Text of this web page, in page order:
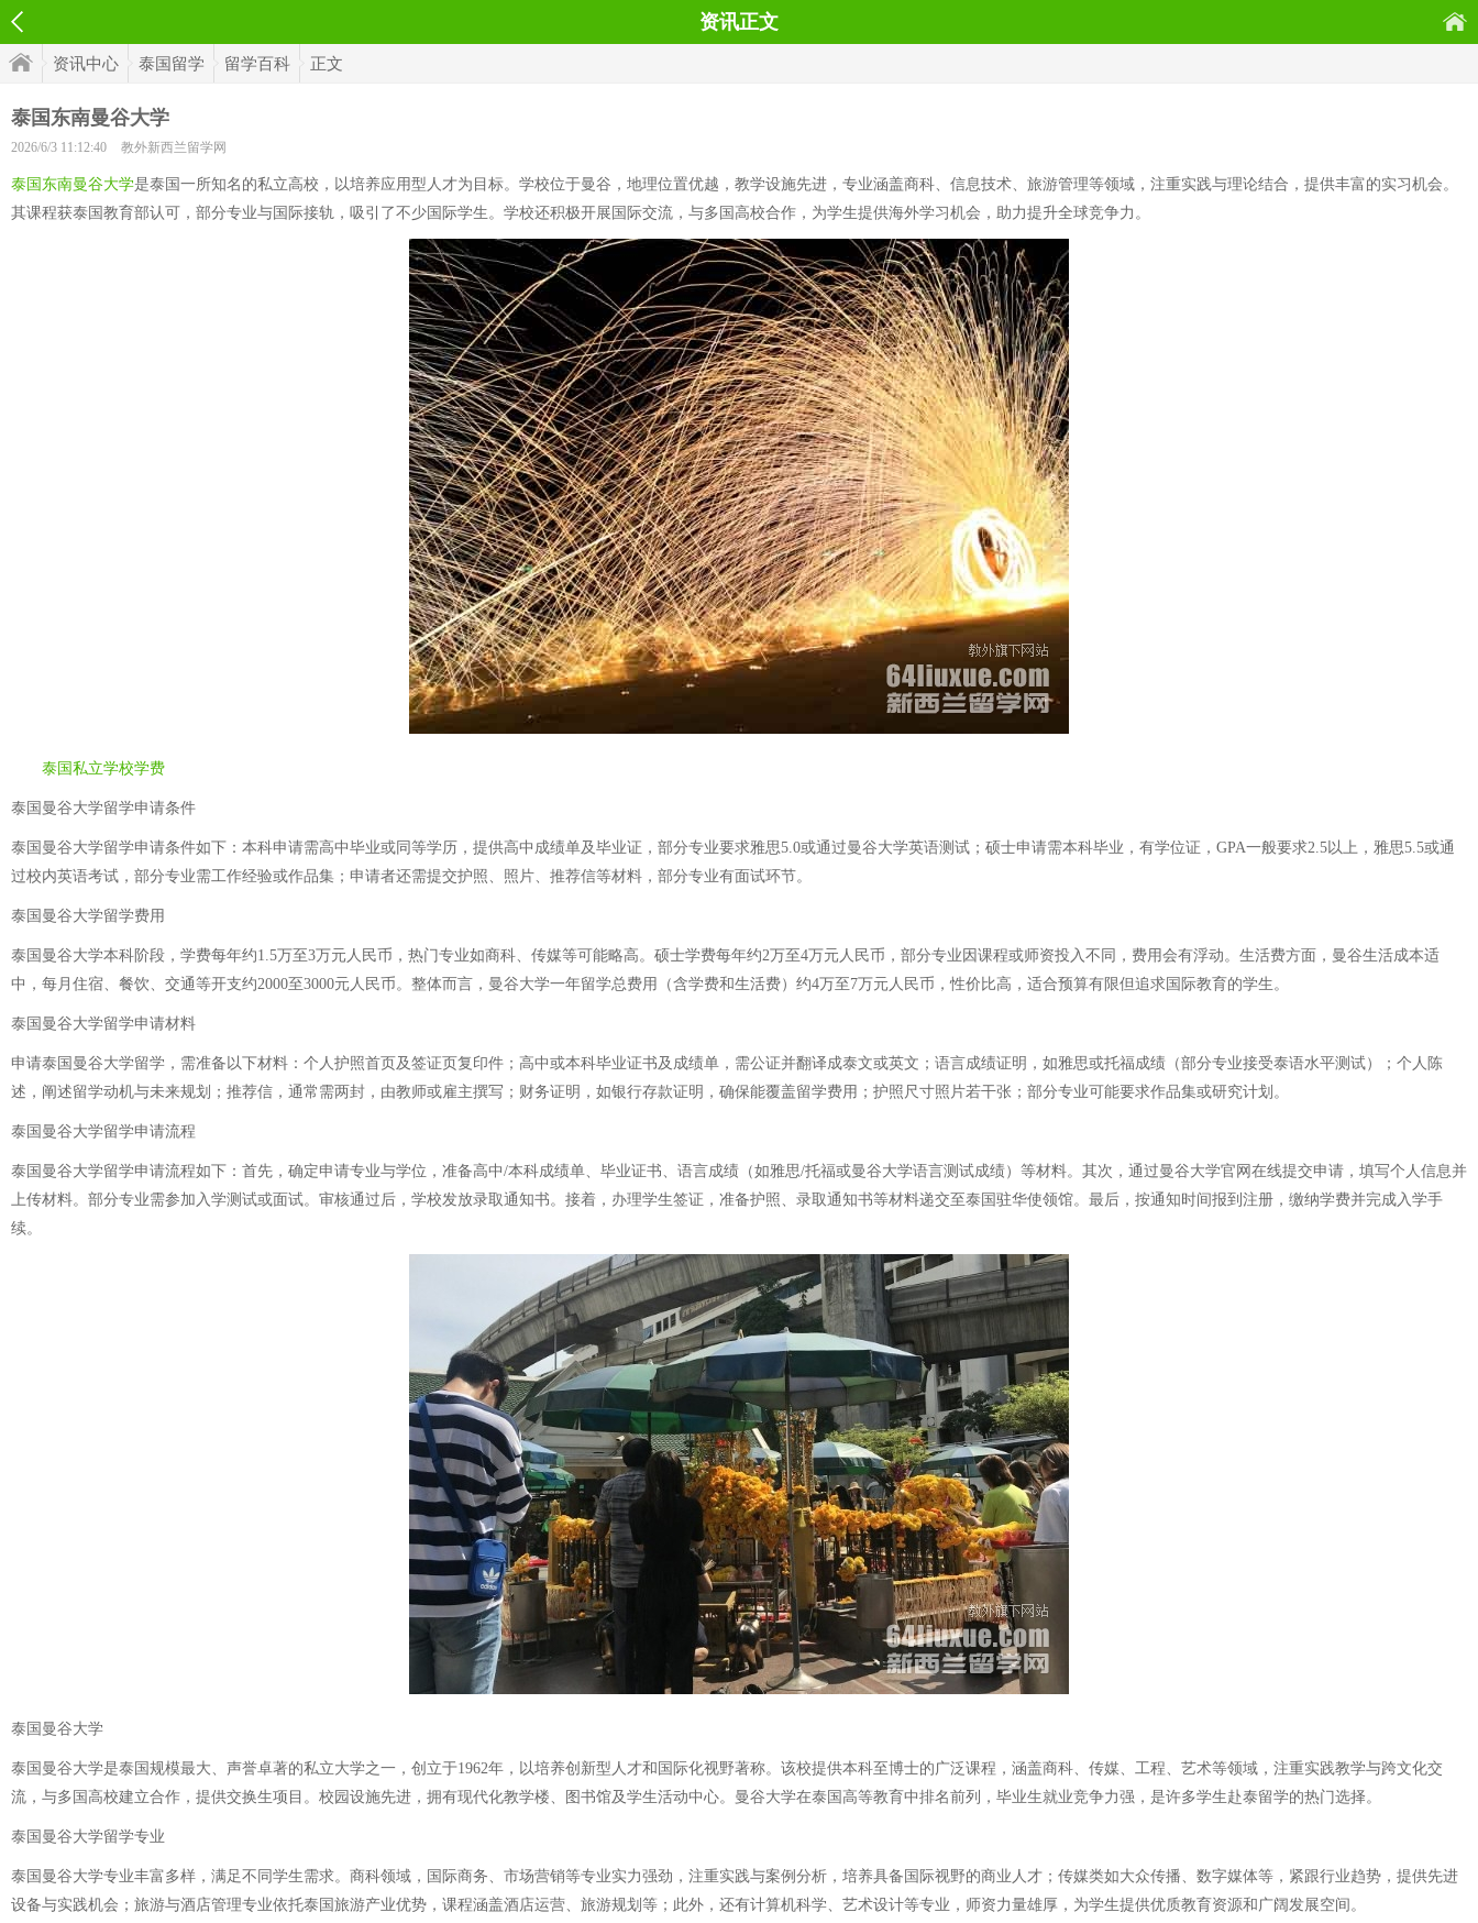
资讯正文
资讯中心 泰国留学 留学百科 正文
泰国东南曼谷大学
2026/6/3 11:12:40 教外新西兰留学网
泰国东南曼谷大学是泰国一所知名的私立高校，以培养应用型人才为目标。学校位于曼谷，地理位置优越，教学设施先进，专业涵盖商科、信息技术、旅游管理等领域，注重实践与理论结合，提供丰富的实习机会。
其课程获泰国教育部认可，部分专业与国际接轨，吸引了不少国际学生。学校还积极开展国际交流，与多国高校合作，为学生提供海外学习机会，助力提升全球竞争力。
泰国私立学校学费
泰国曼谷大学留学申请条件
泰国曼谷大学留学申请条件如下：本科申请需高中毕业或同等学历，提供高中成绩单及毕业证，部分专业要求雅思5.0或通过曼谷大学英语测试；硕士申请需本科毕业，有学位证，GPA一般要求2.5以上，雅思5.5或通
过校内英语考试，部分专业需工作经验或作品集；申请者还需提交护照、照片、推荐信等材料，部分专业有面试环节。
泰国曼谷大学留学费用
泰国曼谷大学本科阶段，学费每年约1.5万至3万元人民币，热门专业如商科、传媒等可能略高。硕士学费每年约2万至4万元人民币，部分专业因课程或师资投入不同，费用会有浮动。生活费方面，曼谷生活成本适
中，每月住宿、餐饮、交通等开支约2000至3000元人民币。整体而言，曼谷大学一年留学总费用（含学费和生活费）约4万至7万元人民币，性价比高，适合预算有限但追求国际教育的学生。
泰国曼谷大学留学申请材料
申请泰国曼谷大学留学，需准备以下材料：个人护照首页及签证页复印件；高中或本科毕业证书及成绩单，需公证并翻译成泰文或英文；语言成绩证明，如雅思或托福成绩（部分专业接受泰语水平测试）；个人陈
述，阐述留学动机与未来规划；推荐信，通常需两封，由教师或雇主撰写；财务证明，如银行存款证明，确保能覆盖留学费用；护照尺寸照片若干张；部分专业可能要求作品集或研究计划。
泰国曼谷大学留学申请流程
泰国曼谷大学留学申请流程如下：首先，确定申请专业与学位，准备高中/本科成绩单、毕业证书、语言成绩（如雅思/托福或曼谷大学语言测试成绩）等材料。其次，通过曼谷大学官网在线提交申请，填写个人信息并
上传材料。部分专业需参加入学测试或面试。审核通过后，学校发放录取通知书。接着，办理学生签证，准备护照、录取通知书等材料递交至泰国驻华使领馆。最后，按通知时间报到注册，缴纳学费并完成入学手
续。
泰国曼谷大学
泰国曼谷大学是泰国规模最大、声誉卓著的私立大学之一，创立于1962年，以培养创新型人才和国际化视野著称。该校提供本科至博士的广泛课程，涵盖商科、传媒、工程、艺术等领域，注重实践教学与跨文化交
流，与多国高校建立合作，提供交换生项目。校园设施先进，拥有现代化教学楼、图书馆及学生活动中心。曼谷大学在泰国高等教育中排名前列，毕业生就业竞争力强，是许多学生赴泰留学的热门选择。
泰国曼谷大学留学专业
泰国曼谷大学专业丰富多样，满足不同学生需求。商科领域，国际商务、市场营销等专业实力强劲，注重实践与案例分析，培养具备国际视野的商业人才；传媒类如大众传播、数字媒体等，紧跟行业趋势，提供先进
设备与实践机会；旅游与酒店管理专业依托泰国旅游产业优势，课程涵盖酒店运营、旅游规划等；此外，还有计算机科学、艺术设计等专业，师资力量雄厚，为学生提供优质教育资源和广阔发展空间。